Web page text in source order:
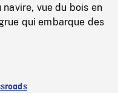
vue du bois en
qui embarque des